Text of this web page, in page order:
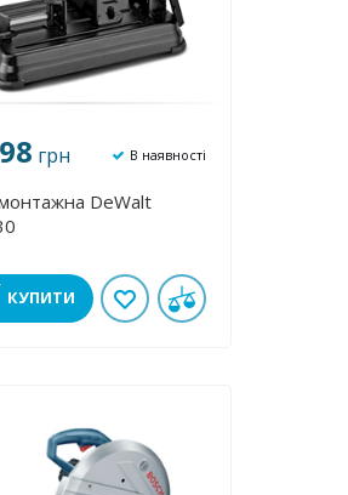
грн В наявності
DeWalt
КУПИТИ